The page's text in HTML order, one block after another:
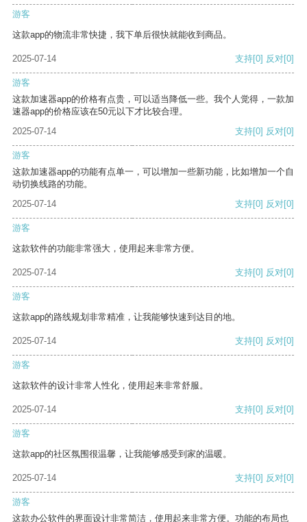
游客
这款app的物流非常快捷，我下单后很快就能收到商品。
2025-07-14 支持[0] 反对[0]
游客
这款加速器app的价格有点贵，可以适当降低一些。我个人觉得，一款加
速器app的价格应该在50元以下才比较合理。
2025-07-14
支持[0] 反对[0]
游客
这款加速器app的功能有点单一，可以增加一些新功能，比如增加一个自
动切换线路的功能。
2025-07-14
支持[0] 反对[0]
游客
这款软件的功能非常强大，使用起来非常方便。
2025-07-14 支持[0] 反对[0]
游客
这款app的路线规划非常精准，让我能够快速到达目的地。
2025-07-14 支持[0] 反对[0]
游客
这款软件的设计非常人性化，使用起来非常舒服。
2025-07-14 支持[0] 反对[0]
游客
这款app的社区氛围很温馨，让我能够感受到家的温暖。
2025-07-14 支持[0] 反对[0]
游客
这款办公软件的界面设计非常简洁，使用起来非常方便。功能的布局也